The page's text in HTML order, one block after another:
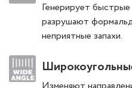
Генерирует
разрушают
неприятные запахи.